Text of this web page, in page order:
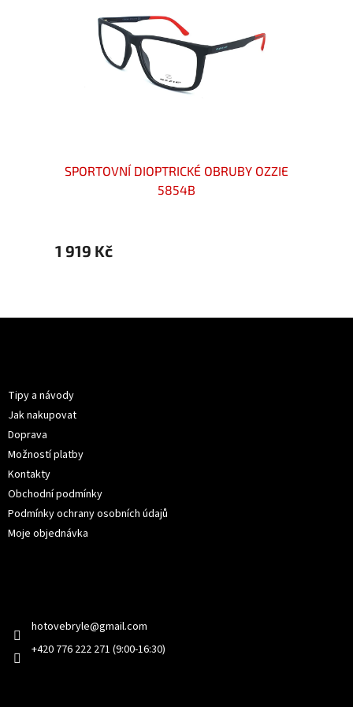
SPORTOVNÍ DIOPTRICKÉ OBRUBY OZZIE
5854B
1 919 Kč
Tipy a návody
Jak nakupovat
Doprava
Možností platby
Kontakty
Obchodní podmínky
Podmínky ochrany osobních údajů
Moje objednávka
hotovebryle@gmail.com
+420 776 222 271 (9:00-16:30)